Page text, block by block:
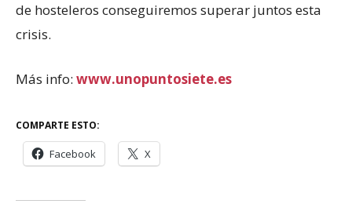
de hosteleros conseguiremos superar juntos esta
crisis.
Más info: www.unopuntosiete.es
COMPARTE ESTO:
Facebook X